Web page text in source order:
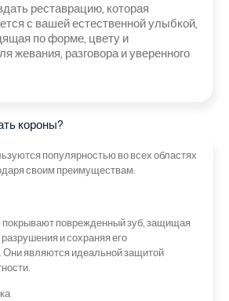
реставрацию, которая
с вашей естественной улыбкой,
по форме, цвету и
жевания, разговора и уверенного
короны?
популярностью во всех областях
своим преимуществам:
покрывают поврежденный зуб, защищая
и сохраняя его
Они являются идеальной защитой